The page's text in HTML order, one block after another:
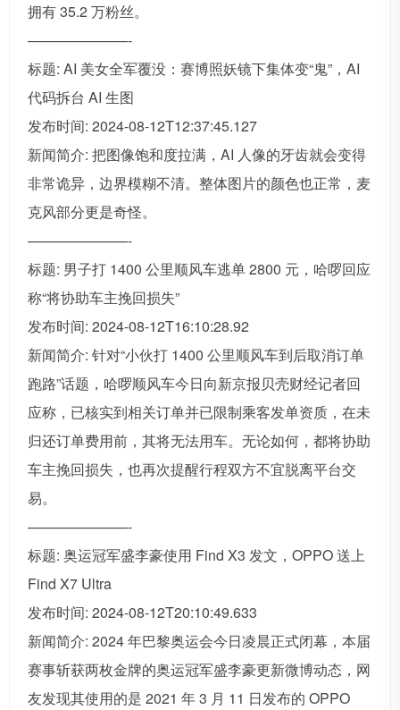
拥有 35.2 万粉丝。
———————-
标题: AI 美女全军覆没：赛博照妖镜下集体变“鬼”，AI
代码拆台 AI 生图
发布时间: 2024-08-12T12:37:45.127
新闻简介: 把图像饱和度拉满，AI 人像的牙齿就会变得
非常诡异，边界模糊不清。整体图片的颜色也正常，麦
克风部分更是奇怪。
———————-
标题: 男子打 1400 公里顺风车逃单 2800 元，哈啰回应
称“将协助车主挽回损失”
发布时间: 2024-08-12T16:10:28.92
新闻简介: 针对“小伙打 1400 公里顺风车到后取消订单
跑路”话题，哈啰顺风车今日向新京报贝壳财经记者回
应称，已核实到相关订单并已限制乘客发单资质，在未
归还订单费用前，其将无法用车。无论如何，都将协助
车主挽回损失，也再次提醒行程双方不宜脱离平台交
易。
———————-
标题: 奥运冠军盛李豪使用 Find X3 发文，OPPO 送上
Find X7 Ultra
发布时间: 2024-08-12T20:10:49.633
新闻简介: 2024 年巴黎奥运会今日凌晨正式闭幕，本届
赛事斩获两枚金牌的奥运冠军盛李豪更新微博动态，网
友发现其使用的是 2021 年 3 月 11 日发布的 OPPO